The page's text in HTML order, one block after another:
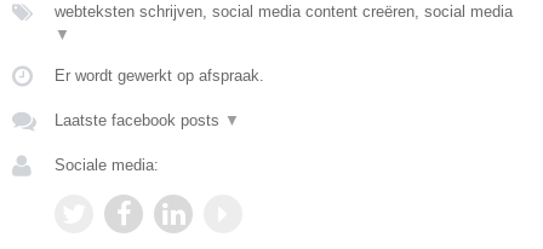
webteksten schrijven, social media content creëren, social media
▼
Er wordt gewerkt op afspraak.
Laatste facebook posts ▼
Sociale media: